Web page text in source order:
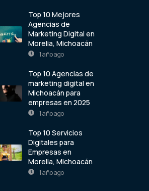
Top 10 Mejores
Agencias de
Marketing Digital en
Morelia, Michoacán
1 año ago
Top 10 Agencias de
marketing digital en
Michoacán para
empresas en 2025
1 año ago
Top 10 Servicios
Digitales para
Empresas en
Morelia, Michoacán
1 año ago